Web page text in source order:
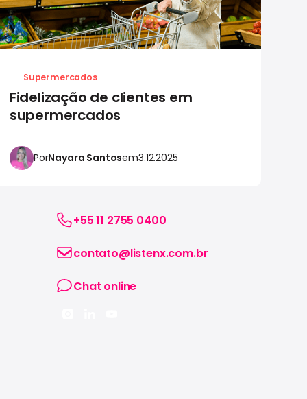
Supermercados
Fidelização de clientes em
supermercados
PorNayara Santosem3.12.2025
+55 11 2755 0400
contato@listenx.com.br
Chat online